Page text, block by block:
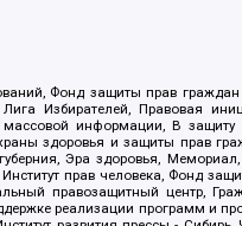
Фонд защиты прав
Правовая
информации, В
здоровья и защиты прав
Эра здоровья,
прав человека, Фонд
правозащитный центр,
реализации программ и